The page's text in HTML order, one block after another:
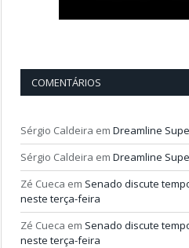
COMENTÁRIOS
Sérgio Caldeira em Dreamline
Sérgio Caldeira em Dreamline
Zé Cueca em Senado discute
neste terça-feira
Zé Cueca em Senado discute
neste terça-feira